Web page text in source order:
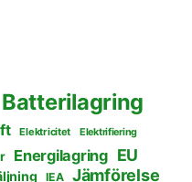
Batterilagring
Elektricitet Elektrifiering
Energilagring EU
IEA Jämförelse